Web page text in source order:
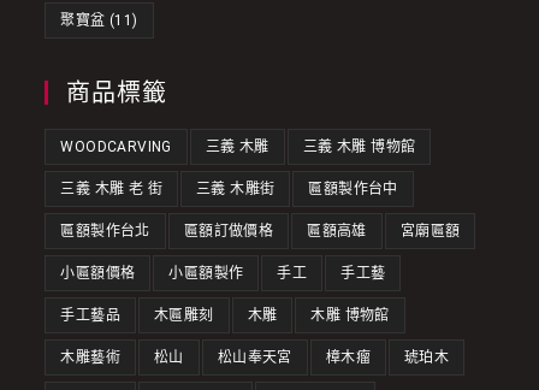
聚寶盆 (11)
商品標籤
WOODCARVING 三義 木雕 三義 木雕 博物館
三義 木雕 老 街 三義 木雕街 匾額製作台中
匾額製作台北 匾額訂做價格 匾額高雄 宮廟匾額
小匾額價格 小匾額製作 手工 手工藝
手工藝品 木匾雕刻 木雕 木雕 博物館
木雕藝術 松山 松山奉天宮 樟木瘤 琥珀木